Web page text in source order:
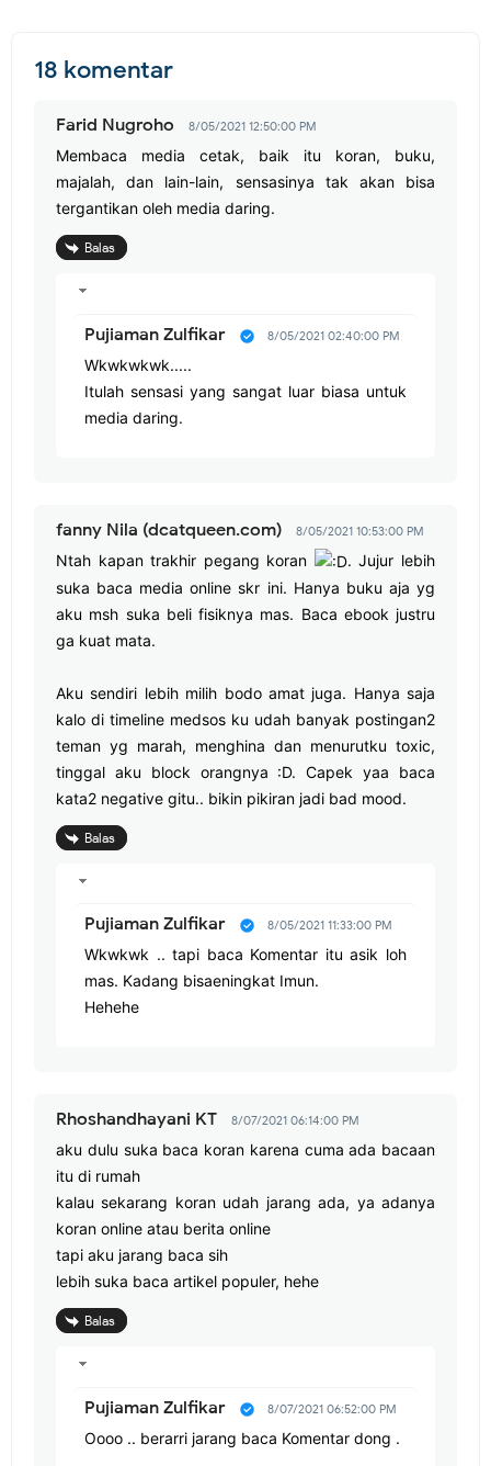
18 komentar
Farid Nugroho 8/05/2021 12:50:00 PM
Membaca media cetak, baik itu koran, buku,
majalah, dan lain-lain, sensasinya tak akan bisa
tergantikan oleh media daring.
Balas
Pujiaman Zulfikar 8/05/2021 02:40:00 PM
Wkwkwkwk.....
Itulah sensasi yang sangat luar biasa untuk
media daring.
fanny Nila (dcatqueen.com) 8/05/2021 10:53:00 PM
Ntah kapan trakhir pegang koran
. Jujur lebih
suka baca media online skr ini. Hanya buku aja yg
aku msh suka beli fisiknya mas. Baca ebook justru
ga kuat mata.
Aku sendiri lebih milih bodo amat juga. Hanya saja
kalo di timeline medsos ku udah banyak postingan2
teman yg marah, menghina dan menurutku toxic,
tinggal aku block orangnya :D. Capek yaa baca
kata2 negative gitu.. bikin pikiran jadi bad mood.
Balas
Pujiaman Zulfikar 8/05/2021 11:33:00 PM
Wkwkwk .. tapi baca Komentar itu asik loh
mas. Kadang bisaeningkat Imun.
Hehehe
Rhoshandhayani KT 8/07/2021 06:14:00 PM
aku dulu suka baca koran karena cuma ada bacaan
itu di rumah
kalau sekarang koran udah jarang ada, ya adanya
koran online atau berita online
tapi aku jarang baca sih
lebih suka baca artikel populer, hehe
Balas
Pujiaman Zulfikar 8/07/2021 06:52:00 PM
Oooo .. berarri jarang baca Komentar dong .